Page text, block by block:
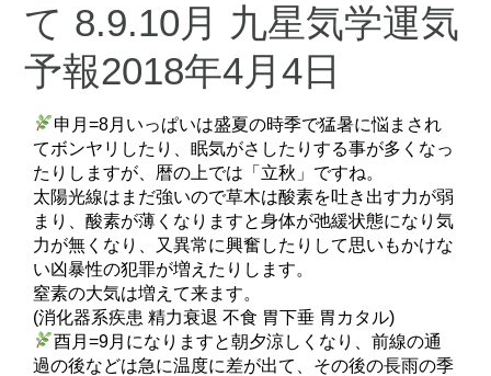
て 8.9.10月 九星気学運気
予報2018年4月4日
申月=8月いっぱいは盛夏の時季で猛暑に悩まされ
てボンヤリしたり、眠気がさしたりする事が多くなっ
たりしますが、暦の上では「立秋」ですね。
太陽光線はまだ強いので草木は酸素を吐き出す力が弱
まり、酸素が薄くなりますと身体が弛緩状態になり気
力が無くなり、又異常に興奮したりして思いもかけな
い凶暴性の犯罪が増えたりします。
窒素の大気は増えて来ます。
(消化器系疾患 精力衰退 不食 胃下垂 胃カタル)
酉月=9月になりますと朝夕涼しくなり、前線の通
過の後などは急に温度に差が出て、その後の長雨の季